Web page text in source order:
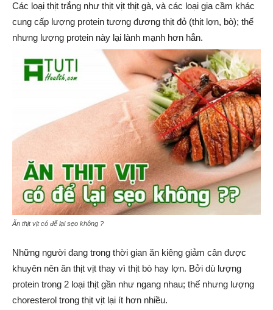
Các loại thịt trắng như thịt vịt thịt gà, và các loại gia cầm khác
cung cấp lượng protein tương đương thịt đỏ (thịt lợn, bò); thế
nhưng lượng protein này lại lành mạnh hơn hẳn.
Ăn thịt vịt có để lại sẹo không ?
Những người đang trong thời gian ăn kiêng giảm cân được
khuyên nên ăn thịt vịt thay vì thịt bò hay lợn. Bởi dù lượng
protein trong 2 loại thịt gần như ngang nhau; thế nhưng lượng
choresterol trong thịt vịt lại ít hơn nhiều.